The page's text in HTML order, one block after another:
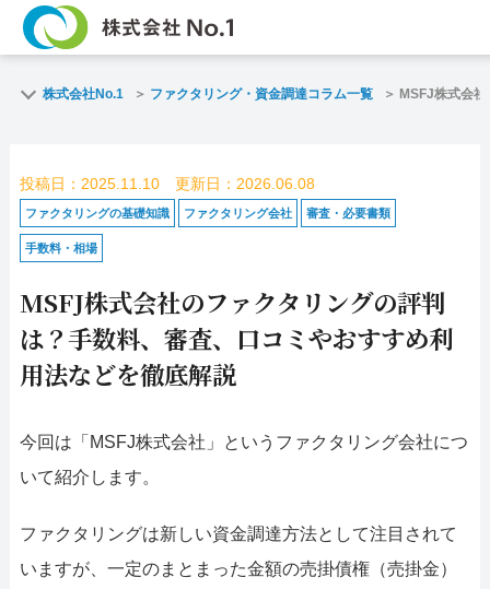
ファクタリングとは
よくある質問 ファクタリング・資
企業情報
名古屋支店HP 福岡支店HP
お電話で
052-414-4107
おすすめ記事
株式会社No.1 ファクタリング・資金調達コラム一覧 MSFJ株式会
投稿日：2025.11.10 更新日：2026.06.08
ファクタリングの基礎知識 ファクタリング会社 審査・必要書類
手数料・相場
MSFJ株式会社のファクタリングの評判
は？手数料、審査、口コミやおすすめ利
用法などを徹底解説
今回は「MSFJ株式会社」というファクタリング会社につ
いて紹介します。
ファクタリングは新しい資金調達方法として注目されて
いますが、一定のまとまった金額の売掛債権（売掛金）